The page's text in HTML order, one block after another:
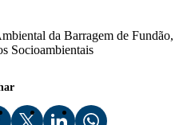
da Barragem de
Socioambientais